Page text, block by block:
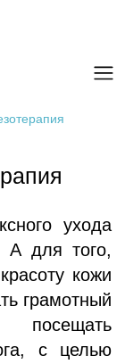
ухода
А для того,
кожи
грамотный
с целью